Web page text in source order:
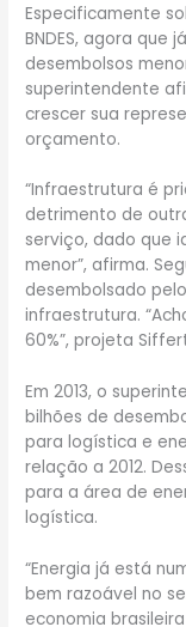
Especificamente
BNDES, agora
desembolsos
superintendente
crescer sua
orçamento.
“Infraestrutura é
detrimento de
serviço, dado que
menor”, afirma.
desembolsado
infraestrutura.
60%”, projeta
Em 2013, o
bilhões de
para logística e
relação a 2012.
para a área de
logística.
“Energia já está
bem razoável no
economia